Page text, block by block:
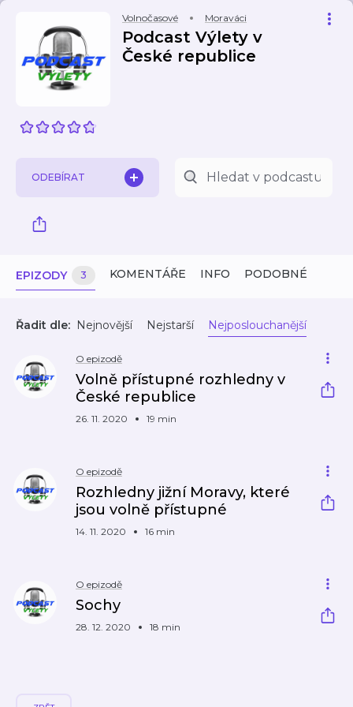
Volnočasové Moraváci
Podcast Výlety v
České republice
ODEBÍRAT
EPIZODY 3 KOMENTÁŘE INFO PODOBNÉ
Řadit dle: Nejnovější Nejstarší Nejposlouchanější
O epizodě
Volně přístupné rozhledny v
České republice
26. 11. 2020 19 min
O epizodě
Rozhledny jižní Moravy, které
jsou volně přístupné
14. 11. 2020 16 min
O epizodě
Sochy
28. 12. 2020 18 min